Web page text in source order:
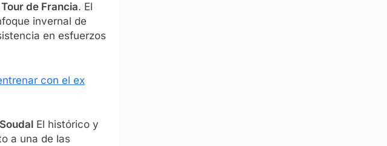
de Francia. El
invernal de
en esfuerzos
con el ex
El histórico y
a una de las